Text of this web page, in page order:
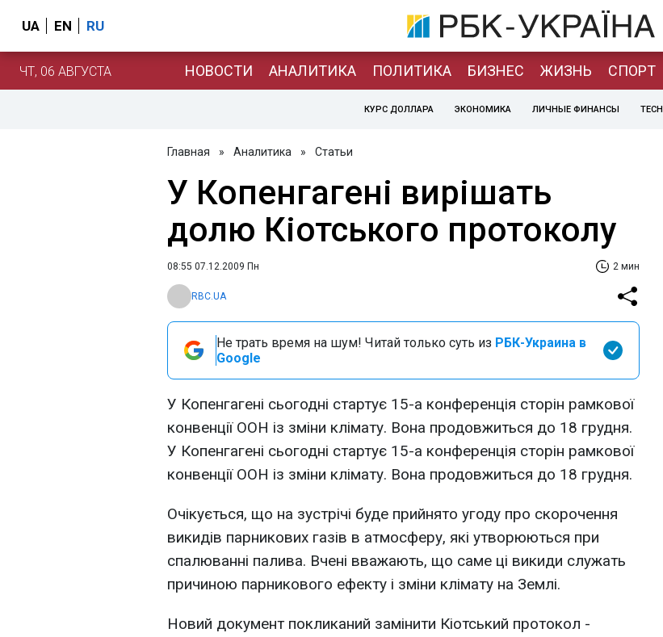
UA EN RU
ЧТ, 06 АВГУСТА НОВОСТИ АНАЛИТИКА ПОЛИТИКА БИЗНЕС ЖИЗНЬ СПОРТ
КУРС ДОЛЛАРА ЭКОНОМИКА ЛИЧНЫЕ ФИНАНСЫ TECH
Главная » Аналитика » Статьи
У Копенгагені вирішать
долю Кіотського протоколу
08:55 07.12.2009 Пн 2 мин
RBC.UA
Не трать время на шум! Читай только суть из РБК-Украина в
Google
У Копенгагені сьогодні стартує 15-а конференція сторін рамкової
конвенції ООН із зміни клімату. Вона продовжиться до 18 грудня.
У Копенгагені сьогодні стартує 15-а конференція сторін рамкової
конвенції ООН із зміни клімату. Вона продовжиться до 18 грудня.
Очікується, що на зустрічі буде прийнято угоду про скорочення
викидів парникових газів в атмосферу, які утворюються при
спалюванні палива. Вчені вважають, що саме ці викиди служать
причиною парникового ефекту і зміни клімату на Землі.
Новий документ покликаний замінити Кіотський протокол -